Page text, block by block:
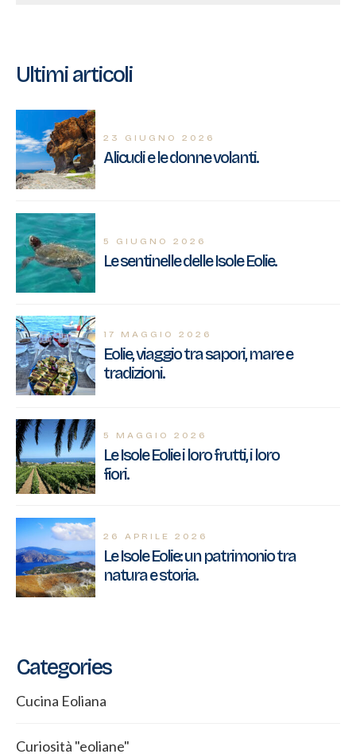
Ultimi articoli
23 GIUGNO 2026
Alicudi e le donne volanti.
5 GIUGNO 2026
Le sentinelle delle Isole Eolie.
17 MAGGIO 2026
Eolie, viaggio tra sapori, mare e
tradizioni.
5 MAGGIO 2026
Le Isole Eolie i loro frutti, i loro
fiori.
26 APRILE 2026
Le Isole Eolie: un patrimonio tra
natura e storia.
Categories
Cucina Eoliana
Curiosità "eoliane"